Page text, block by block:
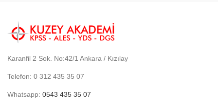
Karanfil 2 Sok. No:42/1 Ankara / Kızılay
Telefon: 0 312 435 35 07
Whatsapp: 0543 435 35 07